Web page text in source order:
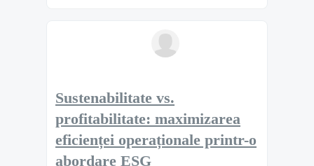
Sustenabilitate vs.
profitabilitate: maximizarea
eficienței operaționale printr-o
abordare ESG